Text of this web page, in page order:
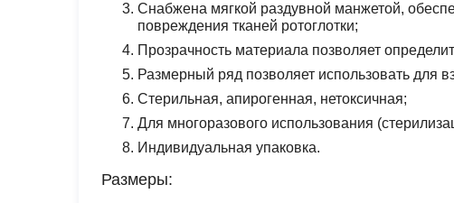
Снабжена мягкой раздувной манжетой,
повреждения тканей ротоглотки;
Прозрачность материала позволяет
Размерный ряд позволяет использовать для
Стерильная, апирогенная, нетоксичная;
Для многоразового использования
Индивидуальная упаковка.
Размеры: